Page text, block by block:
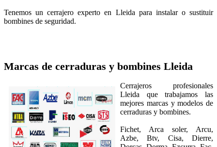
Tenemos un cerrajero experto en Lleida para instalar o sustituir
bombines de seguridad.
Marcas de cerraduras y bombines Lleida
Cerrajeros profesionales
Lleida que trabajamos las
mejores marcas y modelos de
cerraduras y bombines.
Fichet, Arca soler, Arcu,
Azbe, Btv, Cisa, Dierre,